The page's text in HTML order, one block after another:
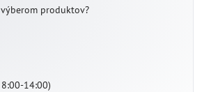
produktov?
14:00)